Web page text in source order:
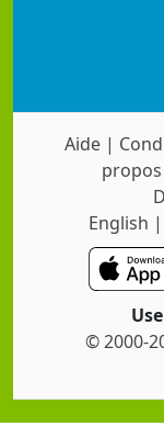
Aide |
propos
English |
© 2000-